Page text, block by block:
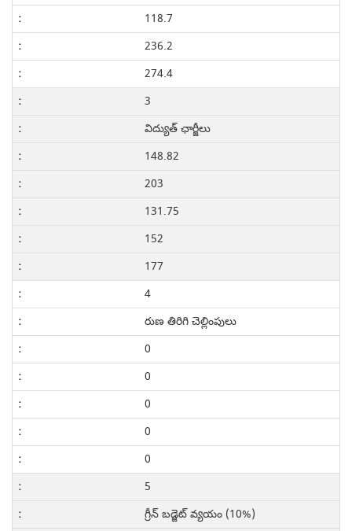
118.7
236.2
274.4
3
విద్యుత్ ఛార్జీలు
148.82
203
131.75
152
177
4
రుణ తిరిగి చెల్లింపులు
0
0
0
0
0
5
గ్రీన్ బడ్జెట్ వ్యయం (10%)